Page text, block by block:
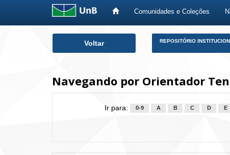
Comunidades e Coleções
Voltar REPOSITÓRIO
Navegando por Orientador
Ir para: 0-9 A B C D E